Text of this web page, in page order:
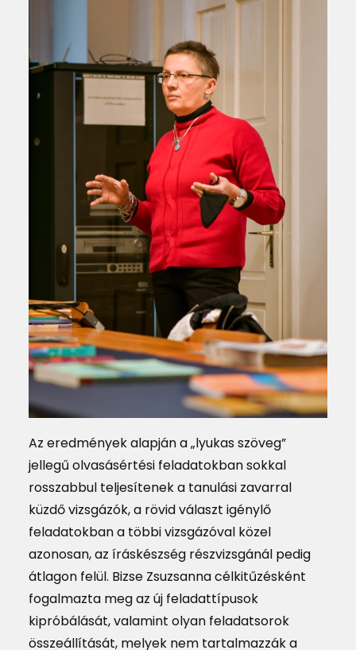
Az eredmények alapján a „lyukas szöveg”
jellegű olvasásértési feladatokban sokkal
rosszabbul teljesítenek a tanulási zavarral
küzdő vizsgázók, a rövid választ igénylő
feladatokban a többi vizsgázóval közel
azonosan, az íráskészség részvizsgánál pedig
átlagon felül. Bizse Zsuzsanna célkitűzésként
fogalmazta meg az új feladattípusok
kipróbálását, valamint olyan feladatsorok
összeállítását, melyek nem tartalmazzák a